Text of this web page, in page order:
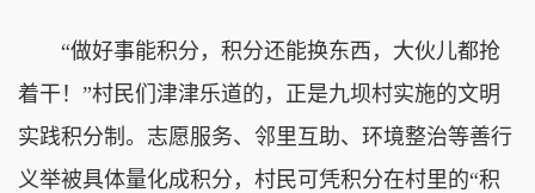
“做好事能积分，积分还能换东西，大伙儿都抢
着干！”村民们津津乐道的，正是九坝村实施的文明
实践积分制。志愿服务、邻里互助、环境整治等善行
义举被具体量化成积分，村民可凭积分在村里的“积